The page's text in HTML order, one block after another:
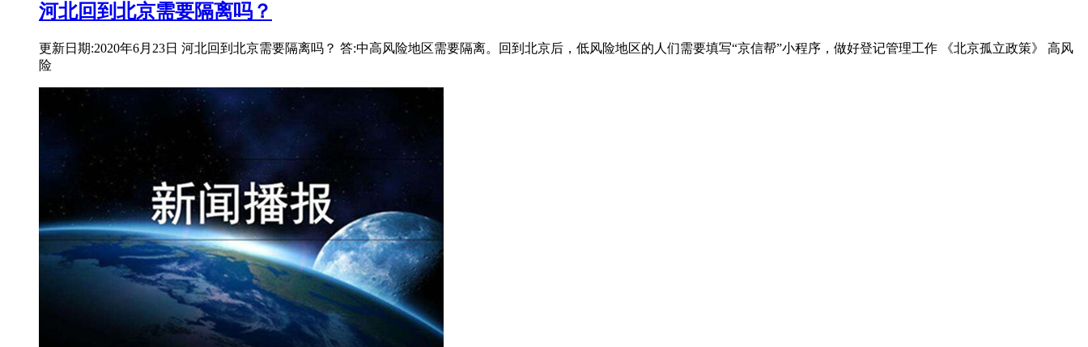
河北回到北京需要隔离吗？
更新日期:2020年6月23日 河北回到北京需要隔离吗？ 答:中高风险地区需要隔离。回到北京后，低风险地区的人们需要填写“京信帮”小程序，做好登记管理工作 《北京孤立政策》 高风
险